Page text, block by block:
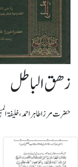
زھق الباطل
حضرت مرزا طاہر احمد، خلیفۃ